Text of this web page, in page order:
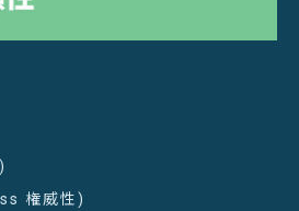
権威性)